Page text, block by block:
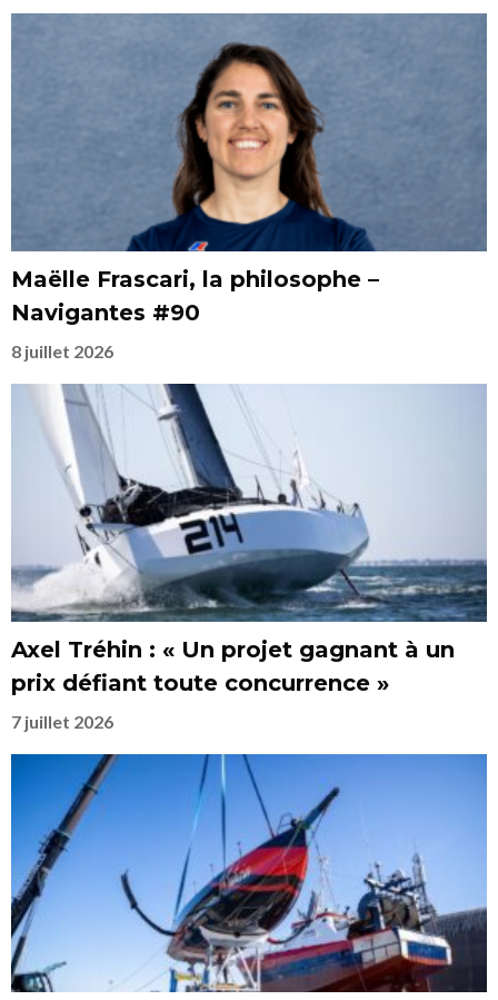
Maëlle Frascari, la philosophe –
Navigantes #90
8 juillet 2026
Axel Tréhin : « Un projet gagnant à un
prix défiant toute concurrence »
7 juillet 2026